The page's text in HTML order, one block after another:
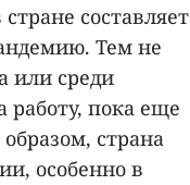
составляет
Тем не
или среди
пока еще
страна
особенно в